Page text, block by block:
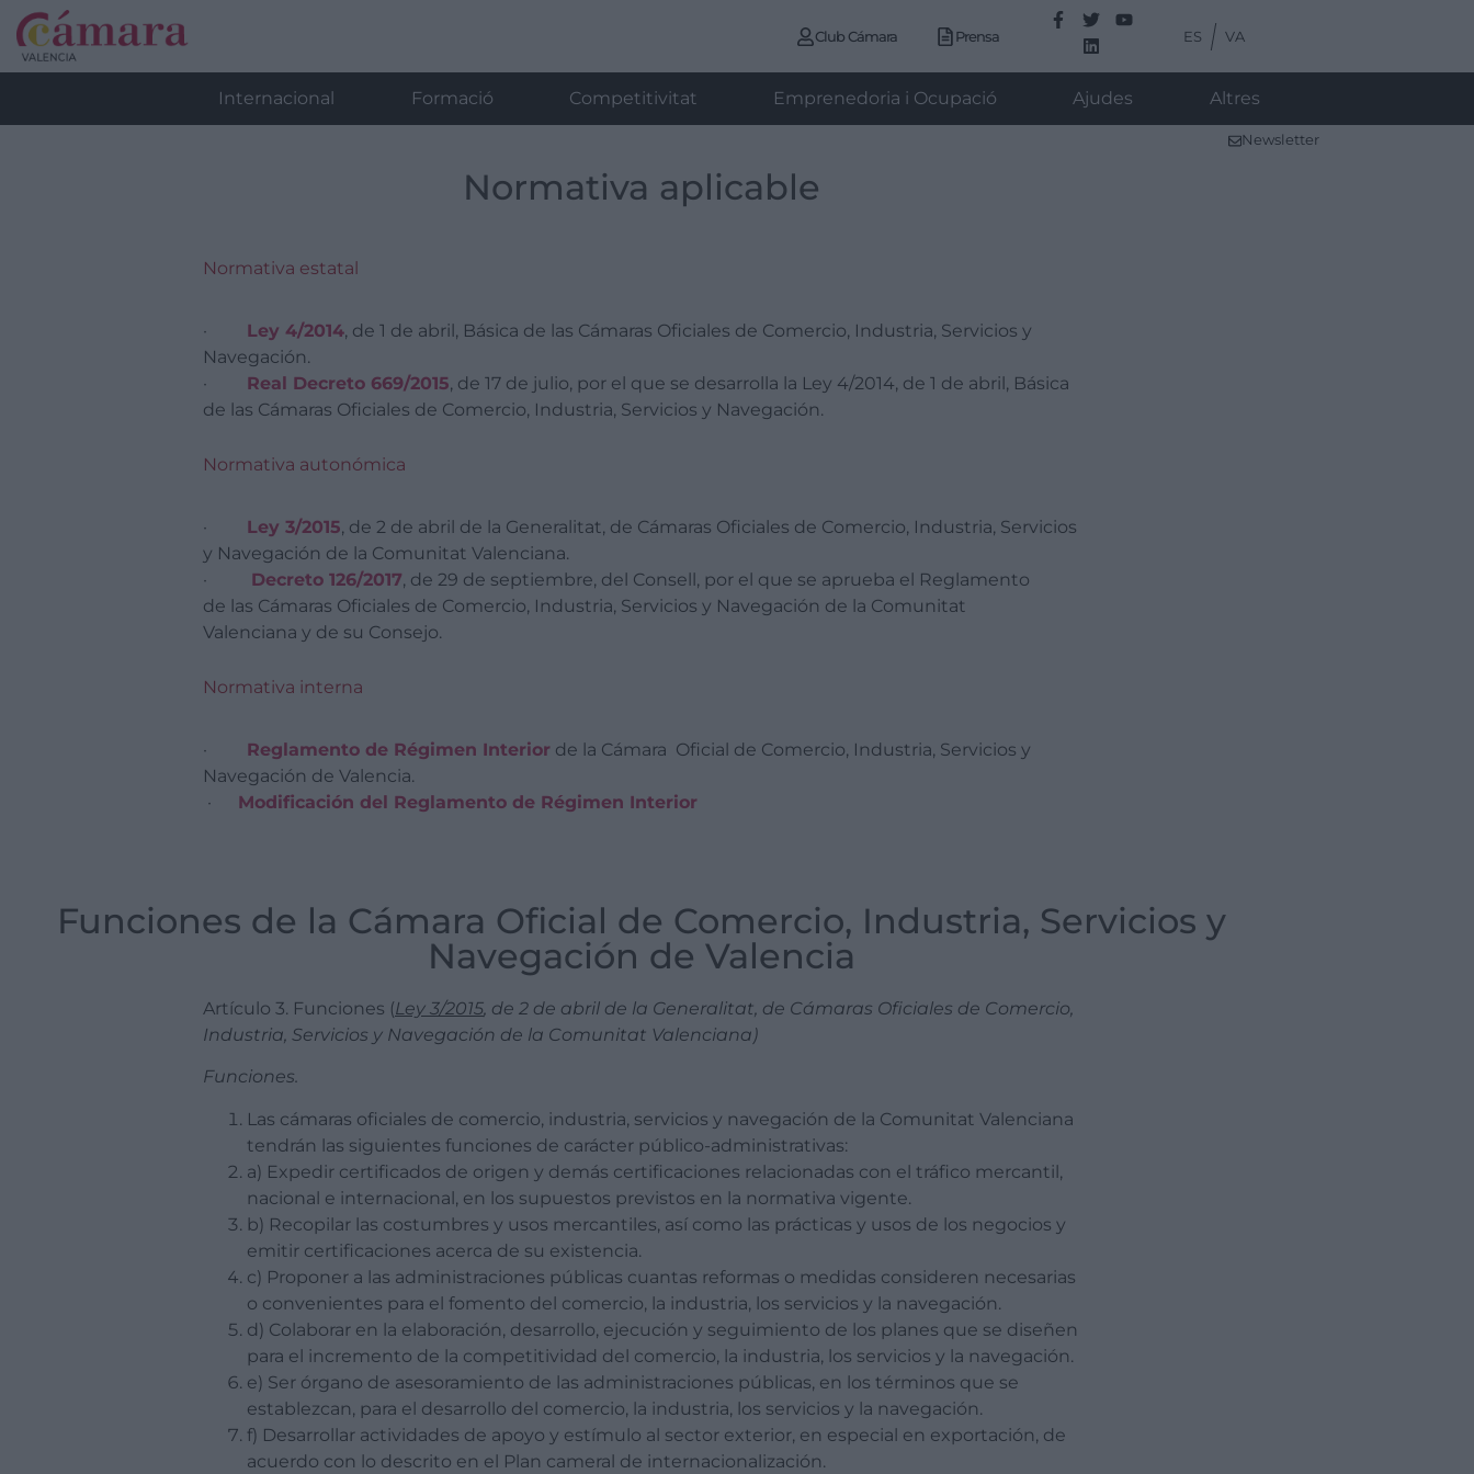
Club Cámara Prensa ES VA
Internacional Formació Competitivitat Emprenedoria i Ocupació Ajudes Altres
Newsletter
Normativa aplicable
Normativa estatal
· Ley 4/2014, de 1 de abril, Básica de las Cámaras Oficiales de Comercio, Industria, Servicios y
Navegación.
· Real Decreto 669/2015, de 17 de julio, por el que se desarrolla la Ley 4/2014, de 1 de abril, Básica
de las Cámaras Oficiales de Comercio, Industria, Servicios y Navegación.
Normativa autonómica
· Ley 3/2015, de 2 de abril de la Generalitat, de Cámaras Oficiales de Comercio, Industria, Servicios
y Navegación de la Comunitat Valenciana.
·
Decreto 126/2017, de 29 de septiembre, del Consell, por el que se aprueba el Reglamento
de las Cámaras Oficiales de Comercio, Industria, Servicios y Navegación de la Comunitat
Valenciana y de su Consejo.
Normativa interna
· Reglamento de Régimen Interior de la Cámara Oficial de Comercio, Industria, Servicios y
Navegación de Valencia.
· Modificación del Reglamento de Régimen Interior
Funciones de la Cámara Oficial de Comercio, Industria, Servicios y
Navegación de Valencia
Artículo 3. Funciones (Ley 3/2015 , de 2 de abril de la Generalitat, de Cámaras Oficiales de Comercio,
Industria, Servicios y Navegación de la Comunitat Valenciana)
Funciones.
Las cámaras oficiales de comercio, industria, servicios y navegación de la Comunitat Valenciana
tendrán las siguientes funciones de carácter público-administrativas:
a) Expedir certificados de origen y demás certificaciones relacionadas con el tráfico mercantil,
nacional e internacional, en los supuestos previstos en la normativa vigente.
b) Recopilar las costumbres y usos mercantiles, así como las prácticas y usos de los negocios y
emitir certificaciones acerca de su existencia.
c) Proponer a las administraciones públicas cuantas reformas o medidas consideren necesarias
o convenientes para el fomento del comercio, la industria, los servicios y la navegación.
d) Colaborar en la elaboración, desarrollo, ejecución y seguimiento de los planes que se diseñen
para el incremento de la competitividad del comercio, la industria, los servicios y la navegación.
e) Ser órgano de asesoramiento de las administraciones públicas, en los términos que se
establezcan, para el desarrollo del comercio, la industria, los servicios y la navegación.
f) Desarrollar actividades de apoyo y estímulo al sector exterior, en especial en exportación, de
acuerdo con lo descrito en el Plan cameral de internacionalización.